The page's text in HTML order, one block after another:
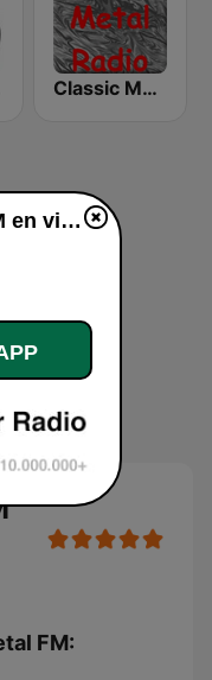
Classic Metal Radio
FM:
BigR - 80s Metal FM en vivo